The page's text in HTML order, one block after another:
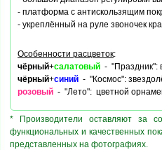
- платформа с антискользящим
- укреплённый на руле звоночек
Особенности расцветок:
чёрный+салатовый - "Праздник":
чёрный+синий - "Космос":
розовый - "Лето": цветной
* Производители оставляют за
функциональных и качественных
представленных на фотографиях.